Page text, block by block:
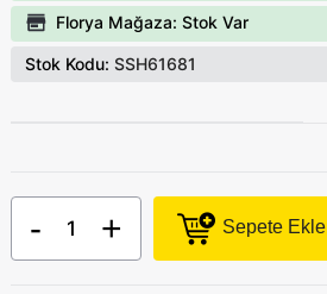
Florya Mağaza: Stok Var
Stok Kodu: SSH61681
- + Sepete Ekle